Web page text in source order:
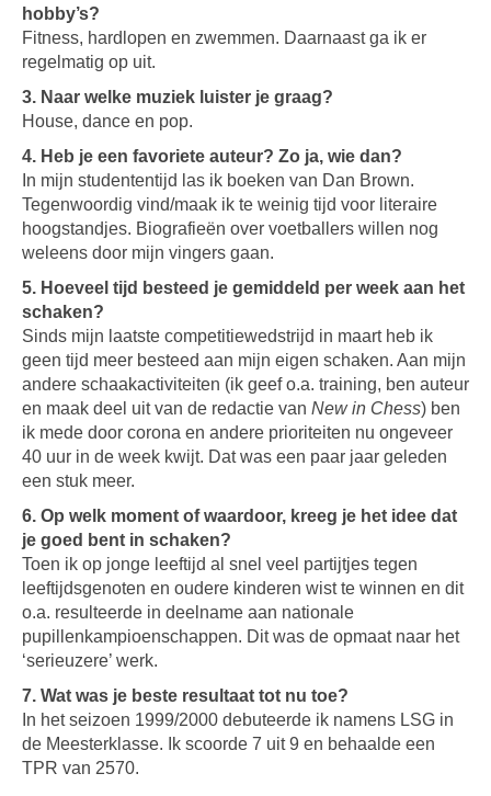
hobby’s?
Fitness, hardlopen en zwemmen. Daarnaast ga ik er
regelmatig op uit.
3. Naar welke muziek luister je graag?
House, dance en pop.
4. Heb je een favoriete auteur? Zo ja, wie dan?
In mijn studententijd las ik boeken van Dan Brown.
Tegenwoordig vind/maak ik te weinig tijd voor literaire
hoogstandjes. Biografieën over voetballers willen nog
weleens door mijn vingers gaan.
5. Hoeveel tijd besteed je gemiddeld per week aan het
schaken?
Sinds mijn laatste competitiewedstrijd in maart heb ik
geen tijd meer besteed aan mijn eigen schaken. Aan mijn
andere schaakactiviteiten (ik geef o.a. training, ben auteur
en maak deel uit van de redactie van New in Chess) ben
ik mede door corona en andere prioriteiten nu ongeveer
40 uur in de week kwijt. Dat was een paar jaar geleden
een stuk meer.
6. Op welk moment of waardoor, kreeg je het idee dat
je goed bent in schaken?
Toen ik op jonge leeftijd al snel veel partijtjes tegen
leeftijdsgenoten en oudere kinderen wist te winnen en dit
o.a. resulteerde in deelname aan nationale
pupillenkampioenschappen. Dit was de opmaat naar het
‘serieuzere’ werk.
7. Wat was je beste resultaat tot nu toe?
In het seizoen 1999/2000 debuteerde ik namens LSG in
de Meesterklasse. Ik scoorde 7 uit 9 en behaalde een
TPR van 2570.